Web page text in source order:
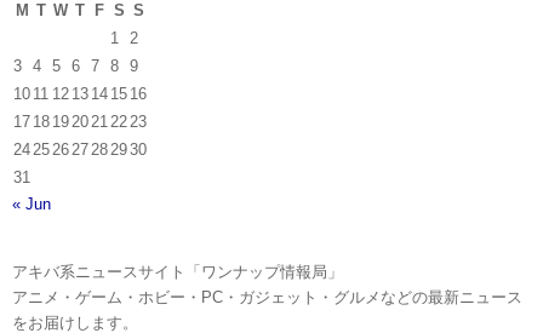
M T W T F S S
1
2
3
4 5 6 7 8
9
10 11 12 13 14 15 16
17 18 19 20 21 22 23
24 25 26 27 28 2930
31
« Jun
アキバ系ニュースサイト「ワンナップ情報局」
アニメ・ゲーム・ホビー・PC・ガジェット・グルメなどの最新ニュース
をお届けします。